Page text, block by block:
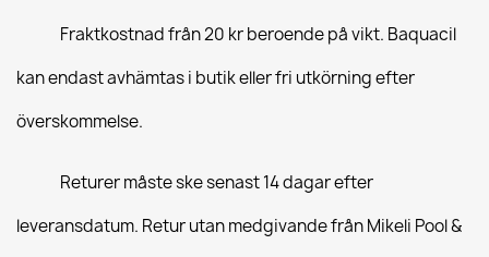
Fraktkostnad från 20 kr beroende på vikt. Baquacil
kan endast avhämtas i butik eller fri utkörning efter
överskommelse.
Returer måste ske senast 14 dagar efter
leveransdatum. Retur utan medgivande från Mikeli Pool &